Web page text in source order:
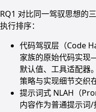
RQ1 对比同一驾驭思想的
执行排序：
代码驾驭层（Code
家族的原始代码实
默认值、工具适配器
策略与实现细节交织
提示词式 NLAH（
内容作为普通提示词/